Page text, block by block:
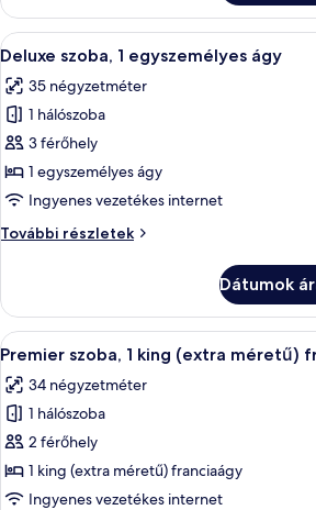
méretű)
franciaágy
(extra
méretű)
franciaágy
részletei
A
következő
szoba
összes
képének
megtekintése:
Deluxe
1
Egy
7
Deluxe szoba, 1 egyszemélyes ágy
35 négyzetméter
1 hálószoba
3 férőhely
1 egyszemélyes ágy
Ingyenes vezetékes internet
További részletek
Deluxe
ágy
további
részletei
Dátumok
A
következő
szoba
összes
képének
megtekintése:
Premier
Egy
10
Premier szoba, 1 king (extra méretű)
34 négyzetméter
1 hálószoba
2 férőhely
1 king (extra méretű) franciaágy
Ingyenes vezetékes internet